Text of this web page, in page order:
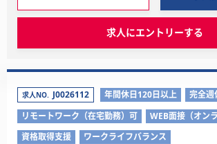
求人にエントリーする
求人NO. J0026112 年間休日120日以上
完全週
リモートワーク（在宅勤務）可
WEB面接（オン
資格取得支援
ワークライフバランス